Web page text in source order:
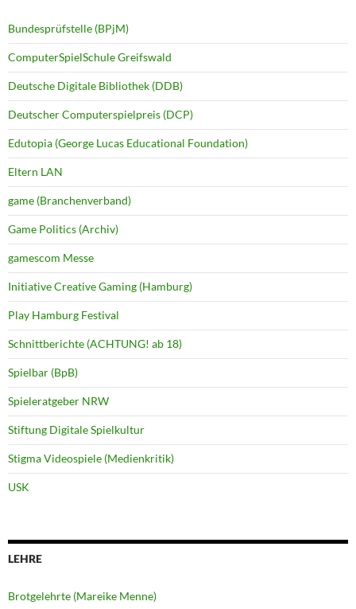
Bundesprüfstelle (BPjM)
ComputerSpielSchule Greifswald
Deutsche Digitale Bibliothek (DDB)
Deutscher Computerspielpreis (DCP)
Edutopia (George Lucas Educational Foundation)
Eltern LAN
game (Branchenverband)
Game Politics (Archiv)
gamescom Messe
Initiative Creative Gaming (Hamburg)
Play Hamburg Festival
Schnittberichte (ACHTUNG! ab 18)
Spielbar (BpB)
Spieleratgeber NRW
Stiftung Digitale Spielkultur
Stigma Videospiele (Medienkritik)
USK
LEHRE
Brotgelehrte (Mareike Menne)